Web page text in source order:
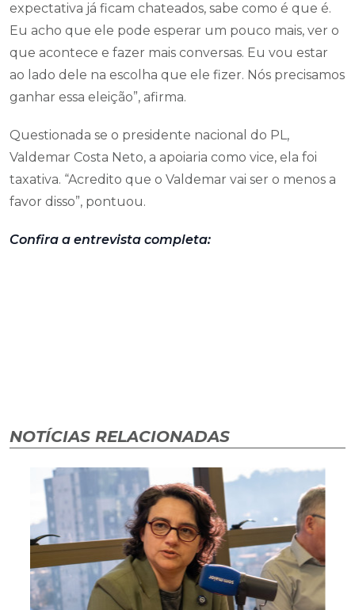
expectativa já ficam chateados, sabe como é que é.
Eu acho que ele pode esperar um pouco mais, ver o
que acontece e fazer mais conversas. Eu vou estar
ao lado dele na escolha que ele fizer. Nós precisamos
ganhar essa eleição”, afirma.
Questionada se o presidente nacional do PL,
Valdemar Costa Neto, a apoiaria como vice, ela foi
taxativa. “Acredito que o Valdemar vai ser o menos a
favor disso”, pontuou.
Confira a entrevista completa:
NOTÍCIAS RELACIONADAS